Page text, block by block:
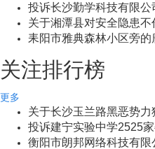
投诉长沙勤学科技有限
关于湘潭县对安全隐患
耒阳市雅典森林小区旁
关注排行榜
更多
关于长沙玉兰路黑恶势
投诉建宁实验中学2525
衡阳市朗邦网络科技有